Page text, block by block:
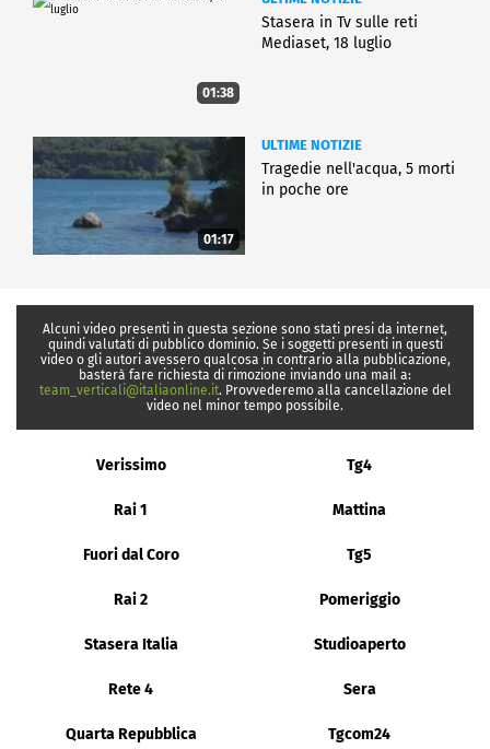
01:38
Stasera in Tv sulle reti
Mediaset, 18 luglio
01:17
ULTIME NOTIZIE
Tragedie nell'acqua, 5 morti
in poche ore
Alcuni video presenti in questa sezione sono stati presi da internet,
quindi valutati di pubblico dominio. Se i soggetti presenti in questi
video o gli autori avessero qualcosa in contrario alla pubblicazione,
basterà fare richiesta di rimozione inviando una mail a:
team_verticali@italiaonline.it. Provvederemo alla cancellazione del
video nel minor tempo possibile.
Verissimo Tg4
Rai 1 Mattina
Fuori dal Coro Tg5
Rai 2 Pomeriggio
Stasera Italia Studioaperto
Rete 4 Sera
Quarta Repubblica Tgcom24